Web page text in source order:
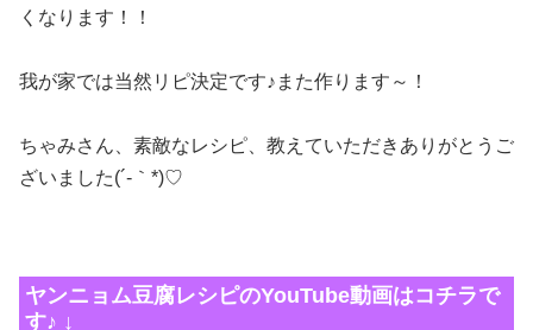
くなります！！
我が家では当然リピ決定です♪また作ります～！
ちゃみさん、素敵なレシピ、教えていただきありがとうご
ざいました(´-｀*)♡
ヤンニョム豆腐レシピのYouTube動画はコチラで
す♪ ↓